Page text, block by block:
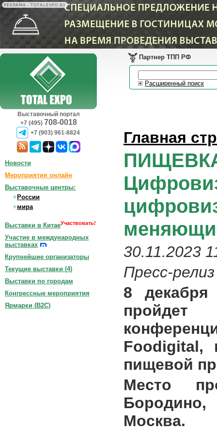
РЕКЛАМА • TOTALEXPO.RU
Выставочный портал
+7 (495) 708-0018
+7 (903) 961-8824
Партнер ТПП РФ
Расширенный поиск
Главная
30.11.2023
Пресс-релиз
8
Foodigital,
пищевой
Место
Москва.
Новости
Мероприятия онлайн
Выставочные центры:
России
мира
Выставки в КитаеУчаствовать!
Участие в международных
выставках
Крупнейшие организаторы
Текущие выставки (4)
Выставки по городам
Конгрессные мероприятия
Ярмарки (B2C)